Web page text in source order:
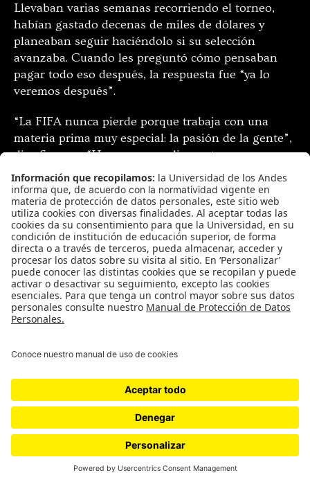
Llevaban varias semanas recorriendo el torneo,
habían gastado decenas de miles de dólares y
planeaban seguir haciéndolo si su selección
avanzaba. Cuando les preguntó cómo pensaban
pagar todo eso después, la respuesta fue “ya lo
veremos después”.
“La FIFA nunca pierde porque trabaja con una
materia prima muy especial: la pasión de la gente”,
dice Samper. “Hay personas dispuestas a
reorganizar años enteros de su vida por ir a un
Mundial”.
Esa pasión de la que habla Samper es fácil de
encontrar entre los integrantes de la Fiebre
Amarilla, pero mezclada con un poco de
incertidumbre. Algunos siguen esperando una
respuesta sobre sus visas. Otros no tienen claro si
conseguirán entradas para todos los partidos.
estar”, dice José David.